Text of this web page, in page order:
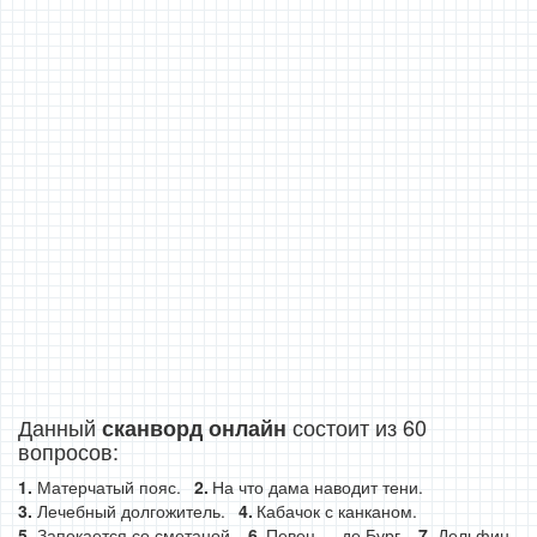
Данный сканворд онлайн состоит из 60
вопросов:
Матерчатый пояс.
На что дама наводит тени.
Лечебный долгожитель.
Кабачок с канканом.